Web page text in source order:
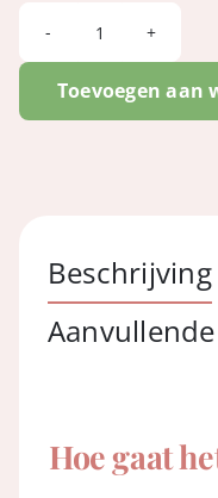
-
Tosca
Toevoegen aan
Beschrijving
Hoe gaat